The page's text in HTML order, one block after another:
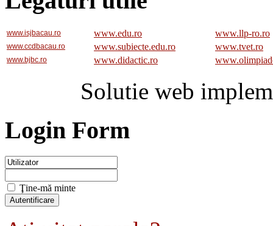
www.isjbacau.ro www.edu.ro www.llp-ro.ro
www.ccdbacau.ro www.subiecte.edu.ro www.tvet.ro
www.bjbc.ro www.didactic.ro
Solutie web
Login Form
Ţine-mă minte